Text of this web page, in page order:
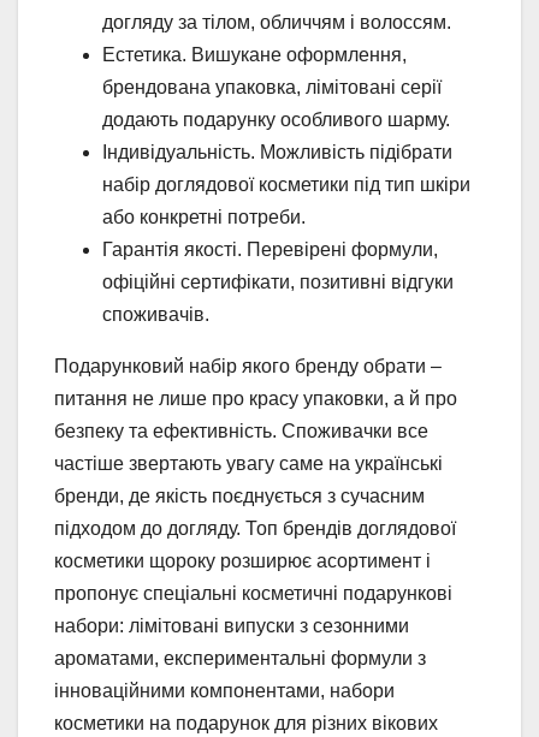
догляду за тілом, обличчям і волоссям.
Естетика. Вишукане оформлення,
брендована упаковка, лімітовані серії
додають подарунку особливого шарму.
Індивідуальність. Можливість підібрати
набір доглядової косметики під тип шкіри
або конкретні потреби.
Гарантія якості. Перевірені формули,
офіційні сертифікати, позитивні відгуки
споживачів.
Подарунковий набір якого бренду обрати –
питання не лише про красу упаковки, а й про
безпеку та ефективність. Споживачки все
частіше звертають увагу саме на українські
бренди, де якість поєднується з сучасним
підходом до догляду. Топ брендів доглядової
косметики щороку розширює асортимент і
пропонує спеціальні косметичні подарункові
набори: лімітовані випуски з сезонними
ароматами, експериментальні формули з
інноваційними компонентами, набори
косметики на подарунок для різних вікових